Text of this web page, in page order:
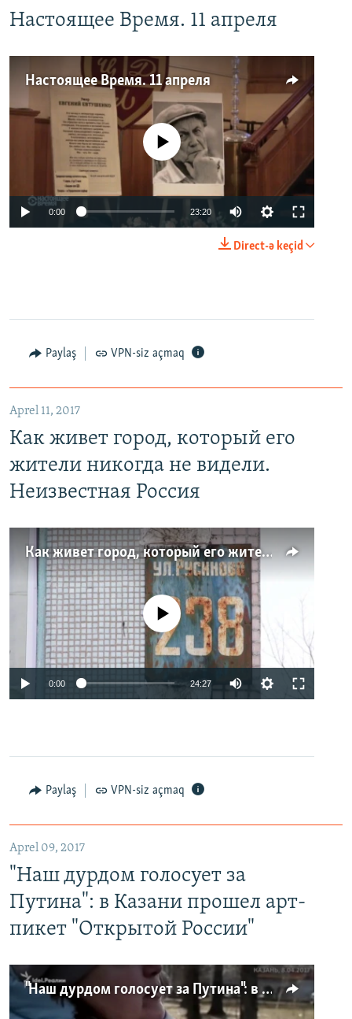
Настоящее Время. 11 апреля
Настоящее Время. 11 апреля
No media source currently available
0:00 23:20
Direct-ə keçid
Paylaş VPN-siz açmaq
Aprel 11, 2017
Как живет город, который его
жители никогда не видели.
Неизвестная Россия
Как живет город, который его жители никогда не видели. Неизвестная Россия
No media source currently available
0:00 24:27
Paylaş VPN-siz açmaq
Aprel 09, 2017
"Наш дурдом голосует за
Путина": в Казани прошел арт-
пикет "Открытой России"
"Наш дурдом голосует за Путина": в Казани прошел арт-пикет "Открытой России"